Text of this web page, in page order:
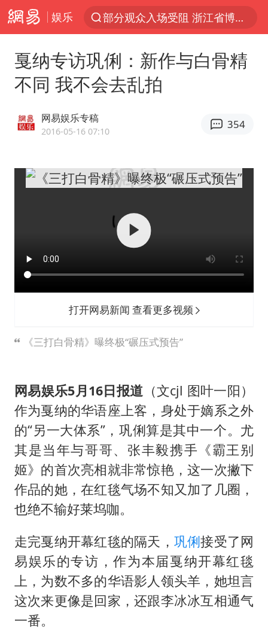
娱乐
部分观众入场受阻 浙江省博物馆致歉
U17国足三战全胜
秋天的第一杯奶茶安排上了吗
法国下周开始禁止未经同意的电话营销
巡查组提问 工作人员偷用手机查答案
宇树科技 打新
贵州轮胎子公司获美国退税8136万
中方回应是否在太平洋海底开采稀土
奋进开新局 实干挑大梁
戛纳专访巩俐：新作与白骨精
不同 我不会去乱拍
网易娱乐专稿
2016-05-16 07:10
354
打开网易新闻 查看更多视频
《三打白骨精》曝终极“碾压式预告”
网易娱乐5月16日报道 （文cjl 图叶一阳）
作为戛纳的华语座上客，身处于嫡系之外
的“另一大体系”，巩俐算是其中一个。尤
其是当年与哥哥、张丰毅携手《霸王别
姬》的首次亮相就非常惊艳，这一次撇下
作品的她，在红毯气场不知又加了几圈，
也绝不输好莱坞咖。
走完戛纳开幕红毯的隔天， 巩俐接受了网
易娱乐的专访，作为本届戛纳开幕红毯
上，为数不多的华语影人领头羊，她坦言
这次来更像是回家，还跟李冰冰互相通气
一番。